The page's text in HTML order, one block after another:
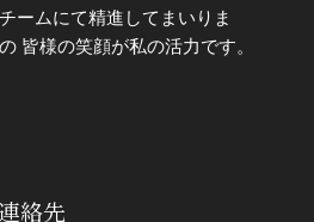
ームにて精進してまいりま
皆様の笑顔が私の活力です。
絡先